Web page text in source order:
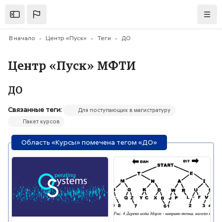
Открыть
В начало Центр «Пуск» Теги ДО
Центр «Пуск» МФТИ
ДО
Связанные теги:
Для поступающих в магистратуру
Пакет курсов
Область «Курсы» помечена тегом «ДО»
Изображение курса" Основы операционных систем
Изображение курса" Теория